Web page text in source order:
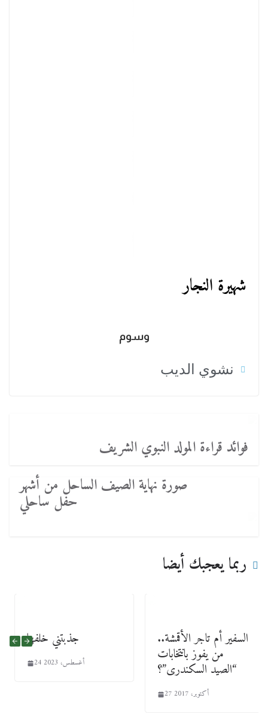
شهيرة النجار
وسوم
نشوي الديب
فوائد قراءة المولد النبوي الشريف
صورة نهاية الصيف الساحل من أشهر
حفل ساحلي
ربما يعجبك أيضا
جذبتني خلفها
24 أغسطس، 2023
السفير أم تاجر الأقمشة..
من يفوز بانتخابات
“الصيد السكندرى”؟
27 أكتوبر، 2017